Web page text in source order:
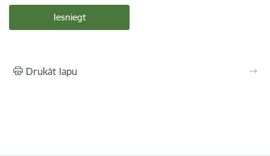
Drukāt lapu